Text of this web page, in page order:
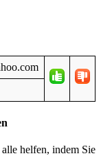
helfen, indem Sie